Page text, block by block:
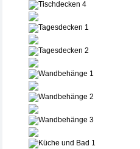
Tischdecken 4
Tagesdecken 1
Tagesdecken 2
Wandbehänge 1
Wandbehänge 2
Wandbehänge 3
Küche und Bad 1